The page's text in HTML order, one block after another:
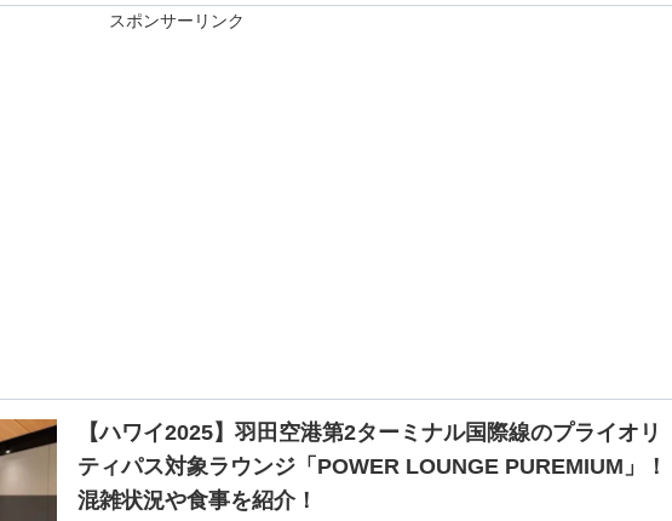
スポンサーリンク
【ハワイ2025】羽田空港第2ターミナル国際線のプライオリ
ティパス対象ラウンジ「POWER LOUNGE PUREMIUM」！
混雑状況や食事を紹介！